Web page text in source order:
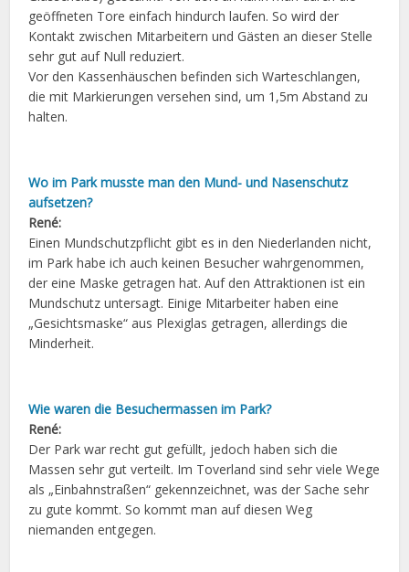
geöffneten Tore einfach hindurch laufen. So wird der
Kontakt zwischen Mitarbeitern und Gästen an dieser Stelle
sehr gut auf Null reduziert.
Vor den Kassenhäuschen befinden sich Warteschlangen,
die mit Markierungen versehen sind, um 1,5m Abstand zu
halten.
Wo im Park musste man den Mund- und Nasenschutz
aufsetzen?
René:
Einen Mundschutzpflicht gibt es in den Niederlanden nicht,
im Park habe ich auch keinen Besucher wahrgenommen,
der eine Maske getragen hat. Auf den Attraktionen ist ein
Mundschutz untersagt. Einige Mitarbeiter haben eine
„Gesichtsmaske“ aus Plexiglas getragen, allerdings die
Minderheit.
Wie waren die Besuchermassen im Park?
René:
Der Park war recht gut gefüllt, jedoch haben sich die
Massen sehr gut verteilt. Im Toverland sind sehr viele Wege
als „Einbahnstraßen“ gekennzeichnet, was der Sache sehr
zu gute kommt. So kommt man auf diesen Weg
niemanden entgegen.